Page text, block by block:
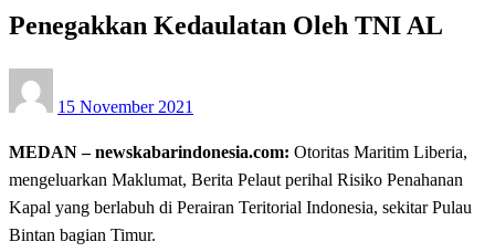
Penegakkan Kedaulatan Oleh TNI AL
on
15 November 2021
MEDAN – newskabarindonesia.com: Otoritas Maritim Liberia,
mengeluarkan Maklumat, Berita Pelaut perihal Risiko Penahanan
Kapal yang berlabuh di Perairan Teritorial Indonesia, sekitar Pulau
Bintan bagian Timur.